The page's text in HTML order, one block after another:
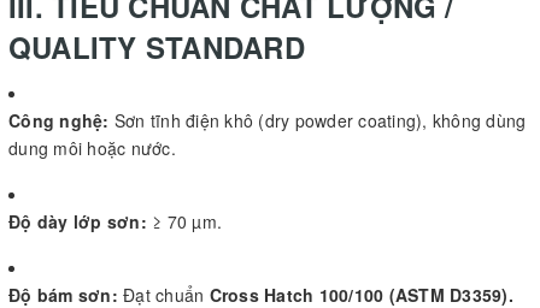
QUALITY STANDARD
Công nghệ: Sơn tĩnh điện khô (dry powder coating), không dùng
dung môi hoặc nước.
Độ dày lớp sơn: ≥ 70 µm.
Độ bám sơn: Đạt chuẩn Cross Hatch 100/100 (ASTM D3359).